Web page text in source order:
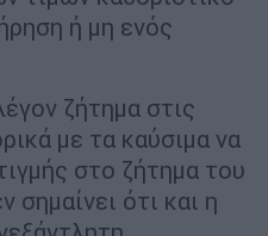
ή μη ενός
ζήτημα στις
με τα καύσιμα να
στο ζήτημα του
σημαίνει ότι και η